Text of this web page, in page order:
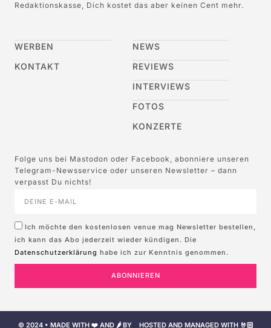
Redaktionskasse, Dich kostet das aber keinen Cent mehr.
WERBEN
KONTAKT
NEWS
REVIEWS
INTERVIEWS
FOTOS
KONZERTE
Folge uns bei Mastodon oder Facebook, abonniere unseren
Telegram-Newsservice oder unseren Newsletter – dann
verpasst Du nichts!
Ich möchte den kostenlosen venue mag Newsletter bestellen,
ich kann das Abo jederzeit wieder kündigen. Die
Datenschutzerklärung habe ich zur Kenntnis genommen.
ABONNIEREN
© 2024 • MADE WITH ❤️ AND 🌶️ BY HOSTED AND MANAGED WITH 🤘🏻